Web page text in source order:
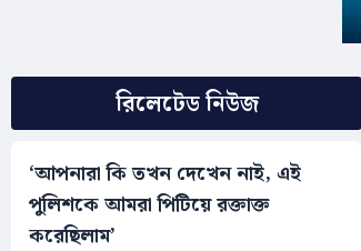
রিলেটেড নিউজ
‘আপনারা কি তখন দেখেন নাই, এই
পুলিশকে আমরা পিটিয়ে রক্তাক্ত
করেছিলাম’